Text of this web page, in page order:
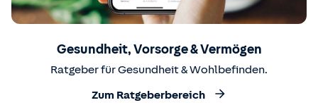
Gesundheit, Vorsorge & Vermögen
Ratgeber für Gesundheit & Wohlbefinden.
Zum Ratgeberbereich